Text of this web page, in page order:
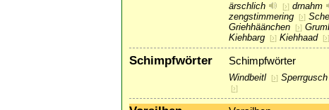
ärschlich [›] drnahm
zengstimmering [›]
Griehhäänchen [›]
Kiehbarg [›] Kiehhaad [›]
Schimpfwörter Schimpfwörter
Windbeitl [›] Sperrgusch
[›]